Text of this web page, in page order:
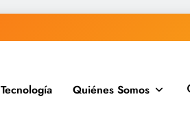
Tecnología Quiénes Somos